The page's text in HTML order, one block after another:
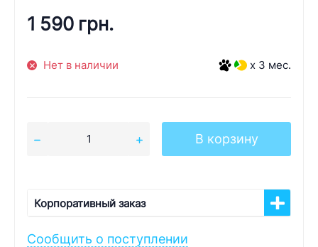
1 590 грн.
Нет в наличии x 3 мес.
В корзину
Корпоративный заказ
Сообщить о поступлении